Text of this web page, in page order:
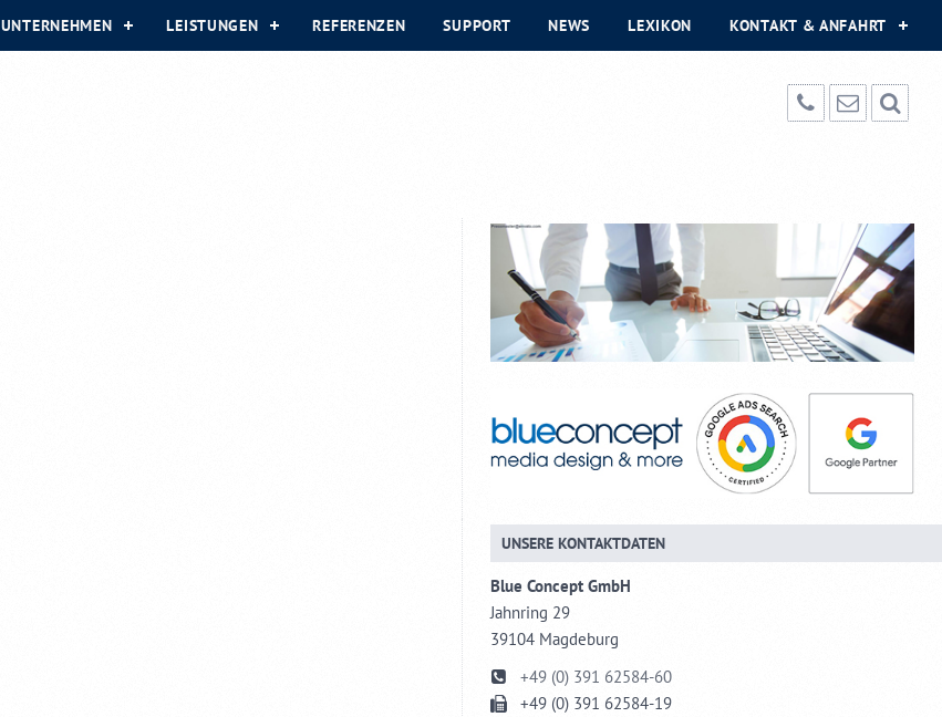
UNTERNEHMEN LEISTUNGEN REFERENZEN SUPPORT NEWS LEXIKON KONTAKT & ANFAHRT
UNSERE KONTAKTDATEN
Blue Concept GmbH
Jahnring 29
39104 Magdeburg
+49 (0) 391 62584-60
+49 (0) 391 62584-19